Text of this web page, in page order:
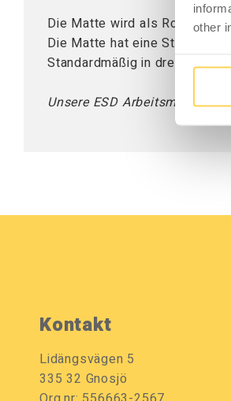
other
Die Matte wird als Rolle
Die Matte hat eine Stärke von
Standardmäßig in drei
Unsere ESD Arbeitsmatten
Kontakt
Lidängsvägen 5
335 32 Gnosjö